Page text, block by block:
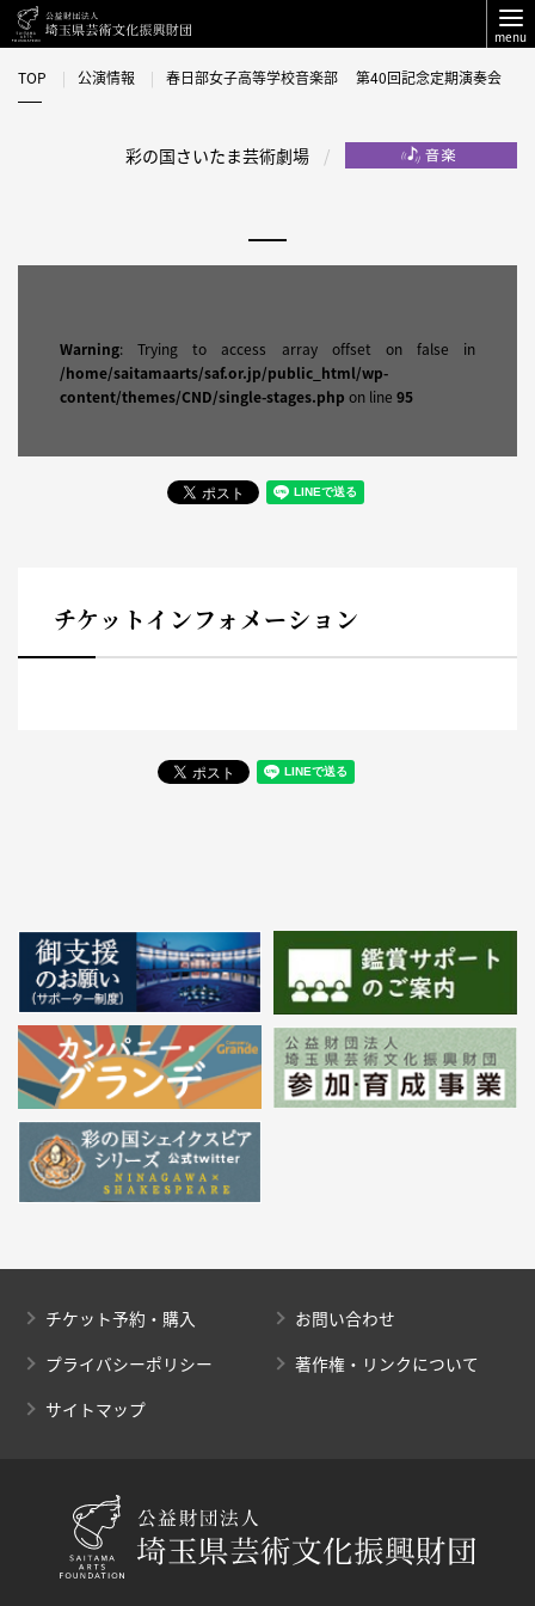
menu
TOP 公演情報 春日部女子高等学校音楽部 第40回記念定期演奏会
彩の国さいたま芸術劇場
Warning: Trying to access array offset on false in
/home/saitamaarts/saf.or.jp/public_html/wp-
content/themes/CND/single-stages.php on line 95
チケットインフォメーション
チケット予約・購入
お問い合わせ
プライバシーポリシー
著作権・リンクについて
サイトマップ